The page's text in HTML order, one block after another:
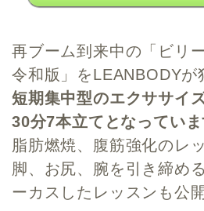
再ブーム到来中の「ビリ
令和版」をLEANBODYが
短期集中型のエクササイ
30分7本立てとなっていま
脂肪燃焼、腹筋強化のレ
脚、お尻、腕を引き締め
ーカスしたレッスンも公